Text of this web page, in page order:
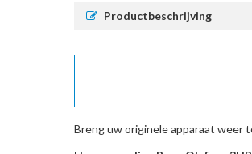
Productbeschrijving
Breng uw originele apparaat weer